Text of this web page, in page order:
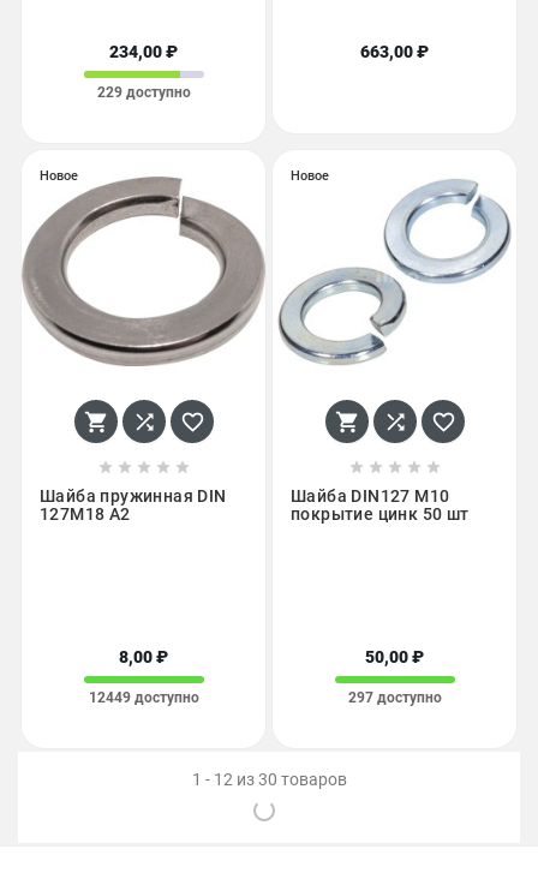
234,00 ₽
229 доступно
663,00 ₽
Новое
  
    
Шайба пружинная DIN
127M18 А2
8,00 ₽
12449 доступно
Новое
  
    
Шайба DIN127 М10
покрытие цинк 50 шт
50,00 ₽
297 доступно
1 - 12 из 30 товаров